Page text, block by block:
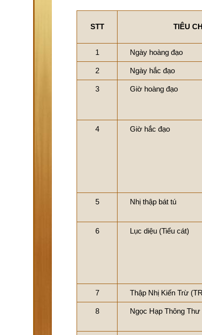
STT TIÊU
1 Ngày hoàng đạo
2 Ngày hắc đạo
3 Giờ hoàng đạo
4 Giờ hắc đạo
5 Nhị thập bát tú
6 Lục diệu (Tiểu cát)
7 Thập Nhị Kiến Trừ
8 Ngọc Hạp Thông Thư